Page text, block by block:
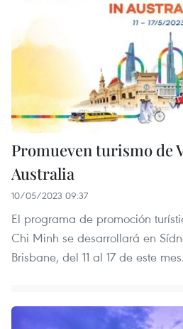
Promueven turismo de
Australia
10/05/2023 09:37
El programa de promoción
Chi Minh se desarrollará en
Brisbane, del 11 al 17 de este mes.